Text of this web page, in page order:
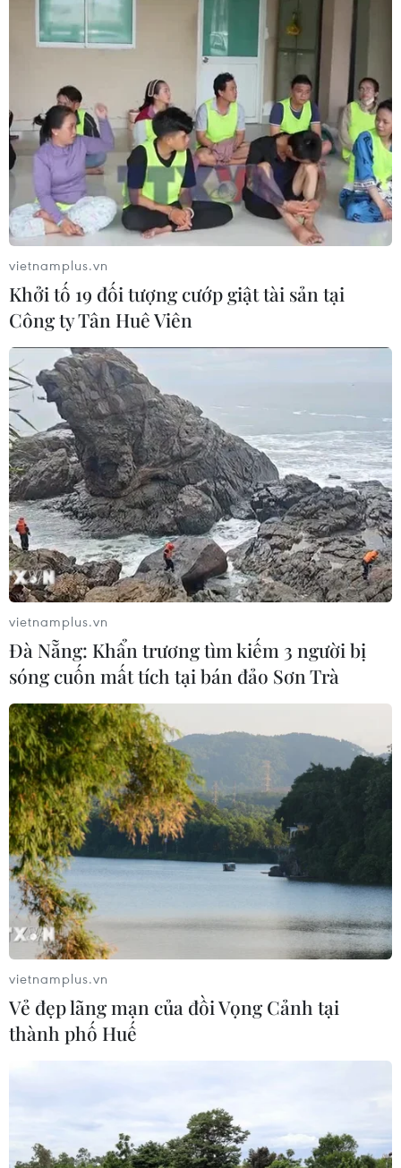
vietnamplus.vn
Khởi tố 19 đối tượng cướp giật tài sản tại
Công ty Tân Huê Viên
vietnamplus.vn
Đà Nẵng: Khẩn trương tìm kiếm 3 người bị
sóng cuốn mất tích tại bán đảo Sơn Trà
vietnamplus.vn
Vẻ đẹp lãng mạn của đồi Vọng Cảnh tại
thành phố Huế